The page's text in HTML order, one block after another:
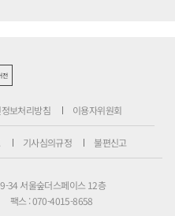
전
보처리방침 이용자위원회
기사심의규정 불편신고
34 서울숲더스페이스 12층
팩스 : 070-4015-8658